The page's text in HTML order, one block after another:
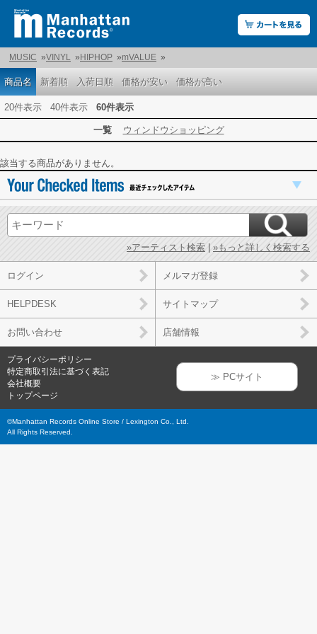
MUSIC »VINYL » HIPHOP »mVALUE »
商品名 新着順 入荷日順 価格が安い 価格が高い
20件表示 40件表示 60件表示
一覧 ウィンドウショッピング
該当する商品がありません。
»アーティスト検索 | »もっと詳しく検索する
ログイン メルマガ登録
HELPDESK サイトマップ
お問い合わせ 店舗情報
プライバシーポリシー
特定商取引法に基づく表記
会社概要
トップページ
≫ PCサイト
©Manhattan Records Online Store / Lexington Co., Ltd.
All Rights Reserved.